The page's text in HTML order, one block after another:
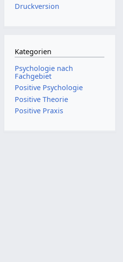
Druckversion
Kategorien
Psychologie nach
Fachgebiet
Positive Psychologie
Positive Theorie
Positive Praxis